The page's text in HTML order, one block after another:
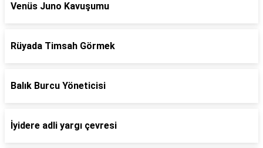
Venüs Juno Kavuşumu
Rüyada Timsah Görmek
Balık Burcu Yöneticisi
İyidere adli yargı çevresi